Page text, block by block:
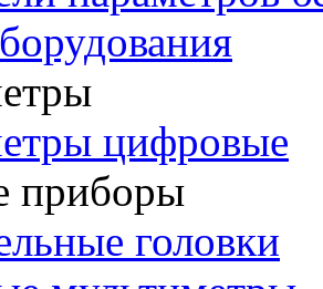
цифровые
приборы
головки